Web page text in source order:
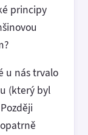
principy
u nás trvalo
(který byl